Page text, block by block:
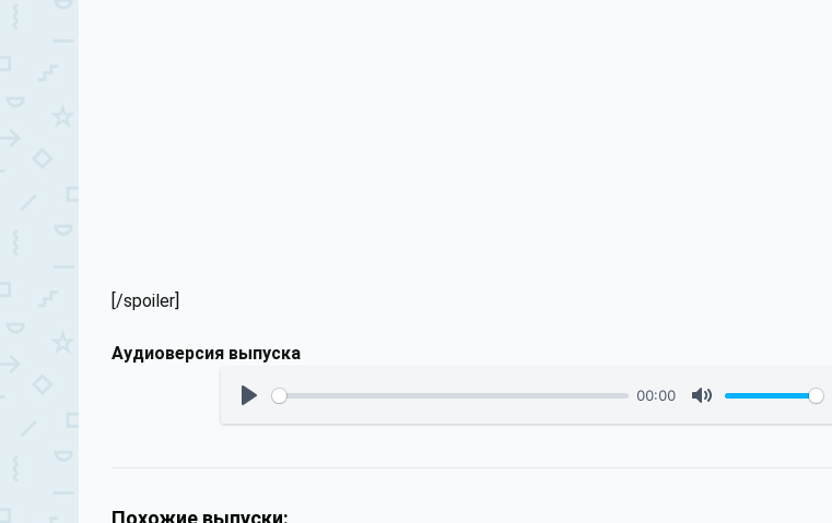
[/spoiler]
Аудиоверсия выпуска
00:00
Похожие выпуски: